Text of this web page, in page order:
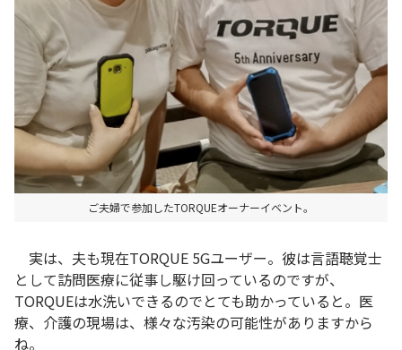
ご夫婦で参加したTORQUEオーナーイベント。
実は、夫も現在TORQUE 5Gユーザー。彼は言語聴覚士
として訪問医療に従事し駆け回っているのですが、
TORQUEは水洗いできるのでとても助かっていると。医
療、介護の現場は、様々な汚染の可能性がありますから
ね。